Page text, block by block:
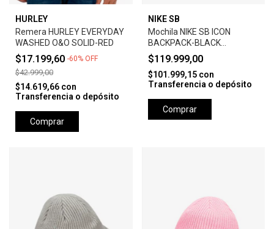
HURLEY
Remera HURLEY EVERYDAY
WASHED O&O SOLID-RED
$17.199,60 -60% OFF
$42.999,00
$14.619,66 con
Transferencia o depósito
Comprar
NIKE SB
Mochila NIKE SB ICON
BACKPACK-BLACK
ANTHRACITE
$119.999,00
$101.999,15 con
Transferencia o depósito
Comprar